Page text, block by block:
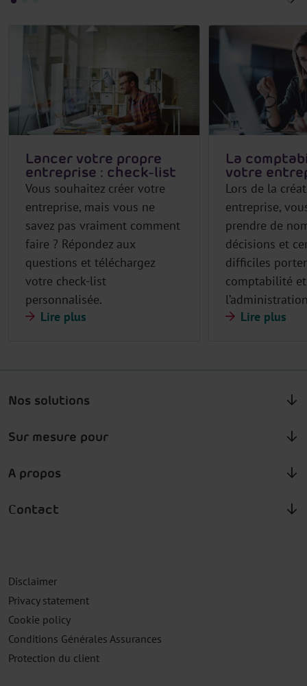
Lancer votre propre
entreprise : check-list
Vous souhaitez créer votre
entreprise, mais vous ne
savez pas vraiment comment
faire ? Répondez aux
questions et téléchargez
votre check-list
personnalisée.
Lire plus
La
votre
Lors de la
entreprise,
prendre de
décisions et
difficiles
comptabilité et
Lire plus
Nos solutions
Sur mesure pour
A propos
Contact
Disclaimer
Privacy statement
Cookie policy
Conditions Générales Assurances
Protection du client